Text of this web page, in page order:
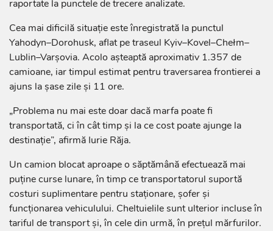
raportate la punctele de trecere analizate.
Cea mai dificilă situație este înregistrată la punctul
Yahodyn–Dorohusk, aflat pe traseul Kyiv–Kovel–Chełm–
Lublin–Varșovia. Acolo așteaptă aproximativ 1.357 de
camioane, iar timpul estimat pentru traversarea frontierei a
ajuns la șase zile și 11 ore.
„Problema nu mai este doar dacă marfa poate fi
transportată, ci în cât timp și la ce cost poate ajunge la
destinație”, afirmă Iurie Răja.
Un camion blocat aproape o săptămână efectuează mai
puține curse lunare, în timp ce transportatorul suportă
costuri suplimentare pentru staționare, șofer și
funcționarea vehiculului. Cheltuielile sunt ulterior incluse în
tariful de transport și, în cele din urmă, în prețul mărfurilor.